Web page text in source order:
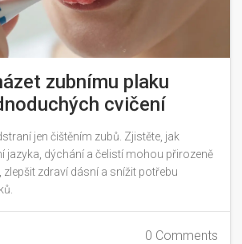
zubnímu plaku
cvičení
jen čištěním zubů. Zjistěte, jak
jazyka, dýchání a čelistí mohou přirozeně
zdraví dásní a snížit potřebu
0 Comments